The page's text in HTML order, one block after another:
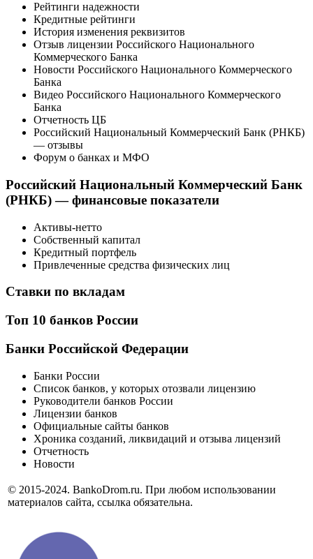
Рейтинги надежности
Кредитные рейтинги
История изменения реквизитов
Отзыв лицензии Российского Национального
Коммерческого Банка
Новости Российского Национального Коммерческого
Банка
Видео Российского Национального Коммерческого
Банка
Отчетность ЦБ
Российский Национальный Коммерческий Банк (РНКБ)
— отзывы
Форум о банках и МФО
Российский Национальный Коммерческий Банк
(РНКБ) — финансовые показатели
Активы-нетто
Собственный капитал
Кредитный портфель
Привлеченные средства физических лиц
Ставки по вкладам
Топ 10 банков России
Банки Российской Федерации
Банки России
Список банков, у которых отозвали лицензию
Руководители банков России
Лицензии банков
Официальные сайты банков
Хроника созданий, ликвидаций и отзыва лицензий
Отчетность
Новости
© 2015-2024. BankoDrom.ru. При любом использовании
материалов сайта, ссылка обязательна.